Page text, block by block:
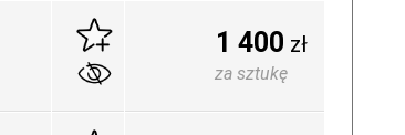
1 400 zł
za sztukę